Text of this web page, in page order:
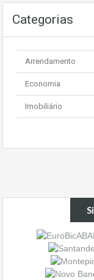
Categorias
Arrendamento
Economia
Imobiliário